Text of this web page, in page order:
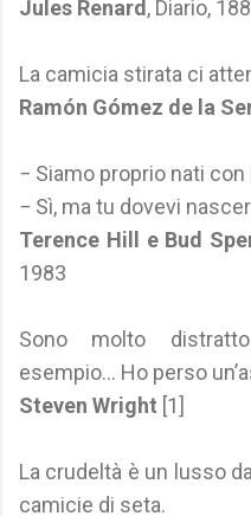
Jules Renard , Diario,
La camicia stirata ci
Ramón Gómez de la
− Siamo proprio nati con
− Sì, ma tu dovevi
Terence Hill e Bud
1983
Sono molto
esempio... Ho perso
Steven Wright [1]
La crudeltà è un lusso
camicie di seta.